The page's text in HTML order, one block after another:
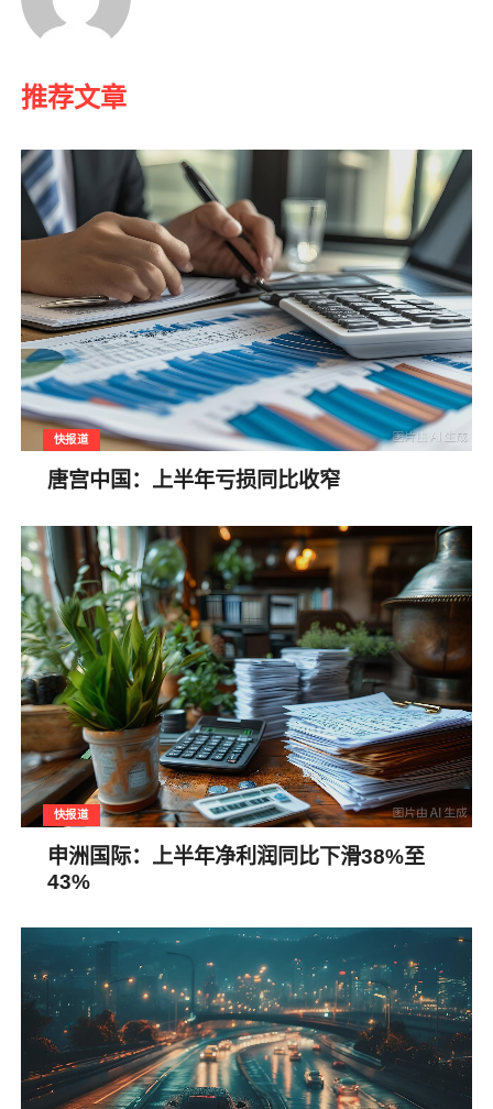
推荐文章
快报道
唐宫中国：上半年亏损同比收窄
快报道
申洲国际：上半年净利润同比下滑38%至
43%